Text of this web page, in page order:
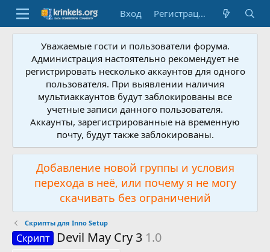
Вход Регистрация
Уважаемые гости и пользователи форума.
Администрация настоятельно рекомендует не
регистрировать несколько аккаунтов для одного
пользователя. При выявлении наличия
мультиаккаунтов будут заблокированы все
учетные записи данного пользователя.
Аккаунты, зарегистрированные на временную
почту, будут также заблокированы.
Добавление новой группы и условия
перехода в неё, или почему я не могу
скачивать без ограничений
Скрипты для Inno Setup
Скрипт Devil May Cry 3 1.0